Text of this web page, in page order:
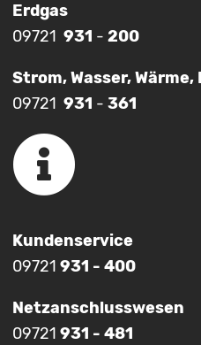
Erdgas
09721 931 - 200
Strom, Wasser,
09721 931 - 361
Kundenservice
09721 931 - 400
Netzanschlusswesen
09721 931 - 481